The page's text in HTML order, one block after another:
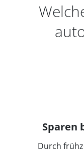
Sparen
Durch